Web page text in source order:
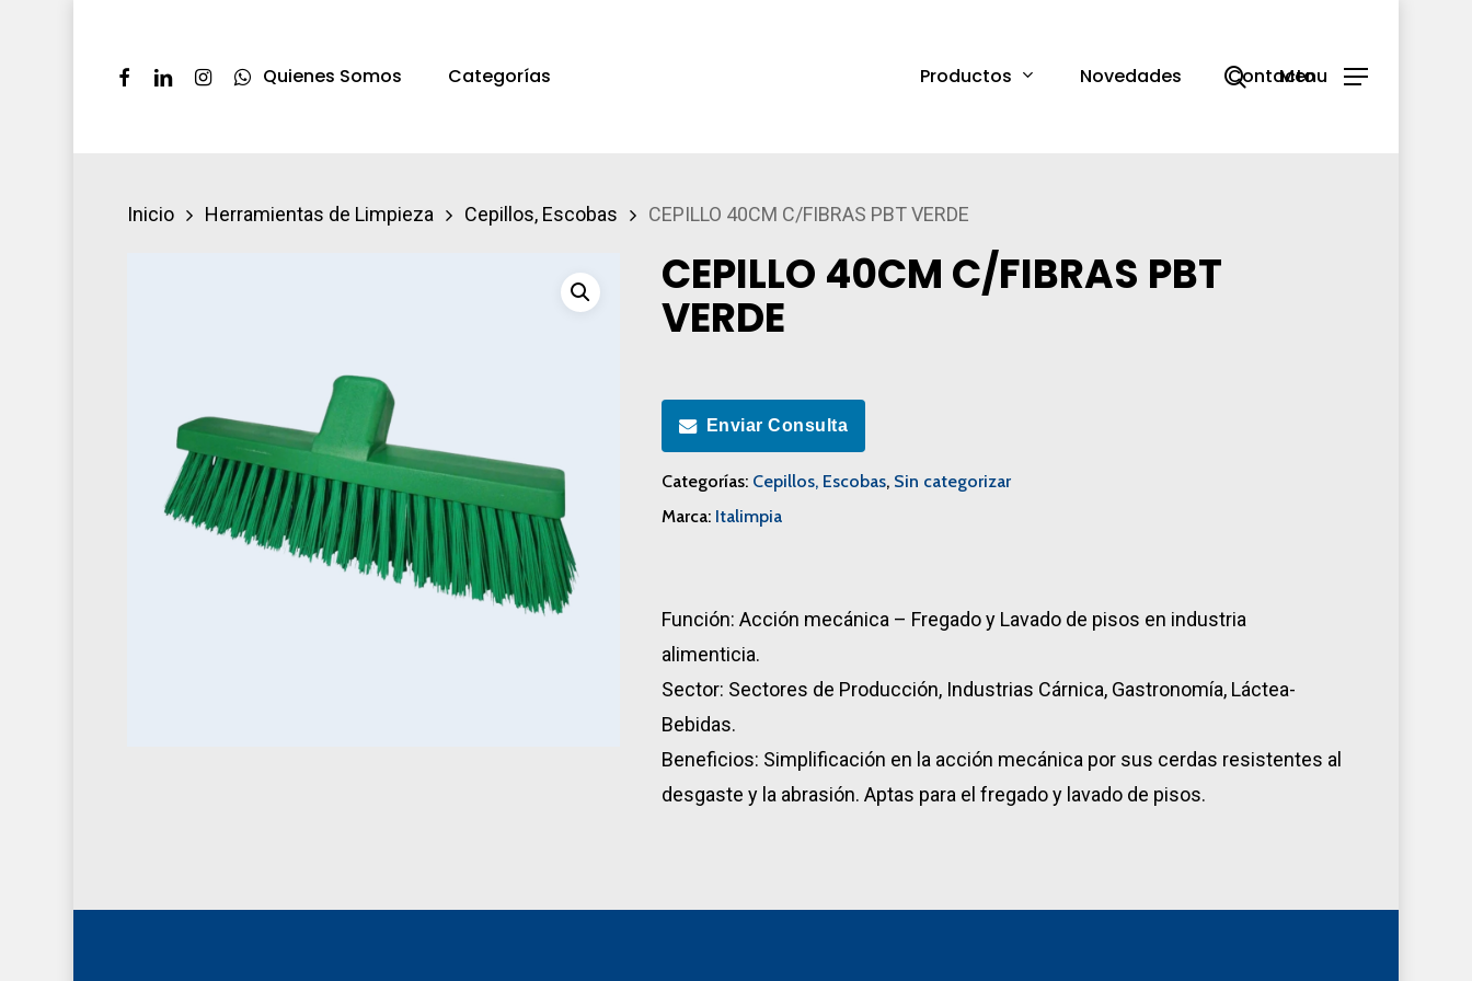
Quienes Somos Categorías Productos Novedades Contacto
FacebookLinkedinInstagramWhatsapp search
Menu
Inicio Herramientas de Limpieza Cepillos, Escobas CEPILLO 40CM C/FIBRAS PBT VERDE
CEPILLO 40CM C/FIBRAS PBT
VERDE
Enviar Consulta
Categorías: Cepillos, Escobas, Sin categorizar
Marca: Italimpia
Función: Acción mecánica – Fregado y Lavado de pisos en industria
alimenticia.
Sector: Sectores de Producción, Industrias Cárnica, Gastronomía, Láctea-
Bebidas.
Beneficios: Simplificación en la acción mecánica por sus cerdas resistentes al
desgaste y la abrasión. Aptas para el fregado y lavado de pisos.